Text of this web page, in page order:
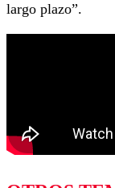
largo plazo”.